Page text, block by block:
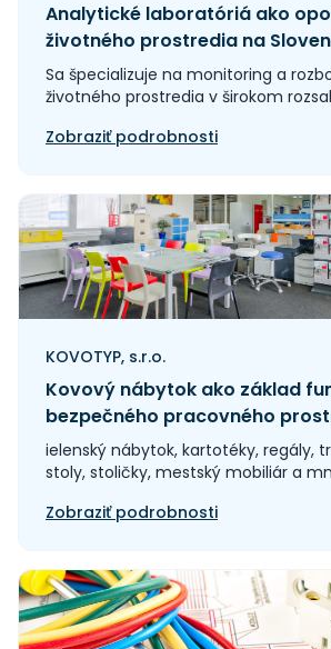
Analytické laboratóriá ako
životného prostredia na
Sa špecializuje na monitoring a
životného prostredia v širokom
Zobraziť podrobnosti
KOVOTYP, s.r.o.
Kovový nábytok ako základ
bezpečného pracovného
ielenský nábytok, kartotéky, regály,
stoly, stoličky, mestský mobiliár a
Zobraziť podrobnosti